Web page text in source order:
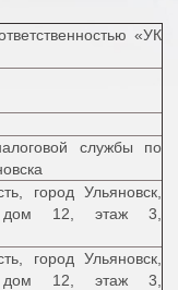
«УК
службы по
город Ульяновск,
дом 12, этаж 3,
город Ульяновск,
дом 12, этаж 3,